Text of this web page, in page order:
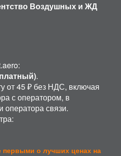
Воздушных и ЖД
.
от 45 ₽ без НДС, включая
с оператором, в
оператора связи.
первыми о лучших ценах на